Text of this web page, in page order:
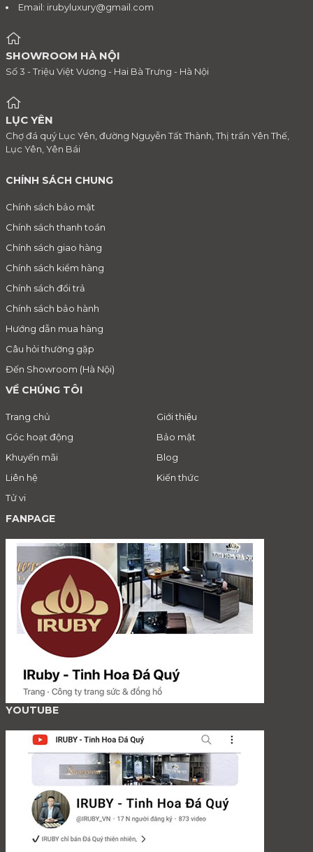
Email: irubyluxury@gmail.com
SHOWROOM HÀ NỘI
Số 3 - Triệu Việt Vương - Hai Bà Trưng - Hà Nội
LỤC YÊN
Chợ đá quý Lục Yên, đường Nguyễn Tất Thành, Thị trấn Yên Thế,
Lục Yên, Yên Bái
CHÍNH SÁCH CHUNG
Chính sách bảo mật
Chính sách thanh toán
Chính sách giao hàng
Chính sách kiểm hàng
Chính sách đổi trả
Chính sách bảo hành
Hướng dẫn mua hàng
Câu hỏi thường gặp
Đến Showroom (Hà Nội)
VỀ CHÚNG TÔI
Trang chủ
Giới thiệu
Góc hoạt động
Bảo mật
Khuyến mãi
Blog
Liên hệ
Kiến thức
Tử vi
FANPAGE
YOUTUBE